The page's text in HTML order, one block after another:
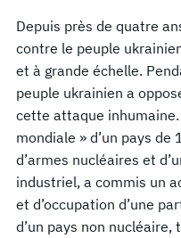
Depuis près de quatre
contre le peuple
et à grande échelle.
peuple ukrainien a
cette attaque
mondiale » d’un pays
d’armes nucléaires et
industriel, a commis un
et d’occupation d’une
d’un pays non